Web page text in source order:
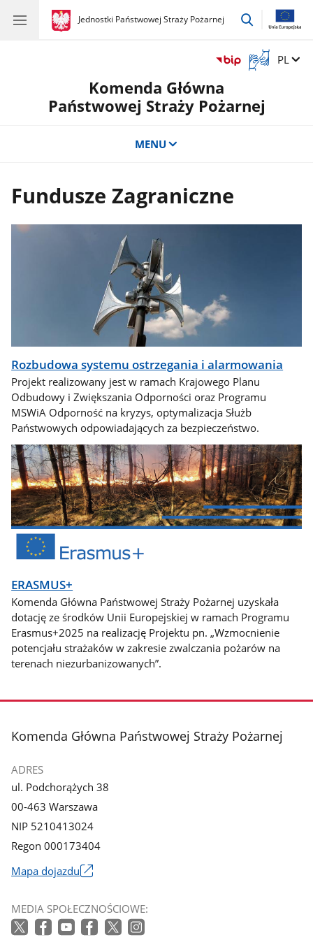
gov.pl
Jednostki Państwowej Straży Pożarnej
gov.pl
Jednostki
przejdź
Otwórz
okno
tłumaczem
języka
Zmień
PL
Komenda Główna
Państwowej Straży Pożarnej
MENU
Fundusze Zagraniczne
Rozbudowa systemu ostrzegania i alarmowania
Projekt realizowany jest w ramach Krajowego Planu
Odbudowy i Zwiększania Odporności oraz Programu
MSWiA Odporność na kryzys, optymalizacja Służb
Państwowych odpowiadających za bezpieczeństwo.
ERASMUS+
Komenda Główna Państwowej Straży Pożarnej uzyskała
dotację ze środków Unii Europejskiej w ramach Programu
Erasmus+2025 na realizację Projektu pn. „Wzmocnienie
potencjału strażaków w zakresie zwalczania pożarów na
terenach niezurbanizowanych”.
stopka
Komenda Główna Państwowej Straży Pożarnej
ADRES
ul. Podchorążych 38
00-463 Warszawa
NIP 5210413024
Regon 000173404
Mapa dojazdu
się
w
MEDIA SPOŁECZNOŚCIOWE: